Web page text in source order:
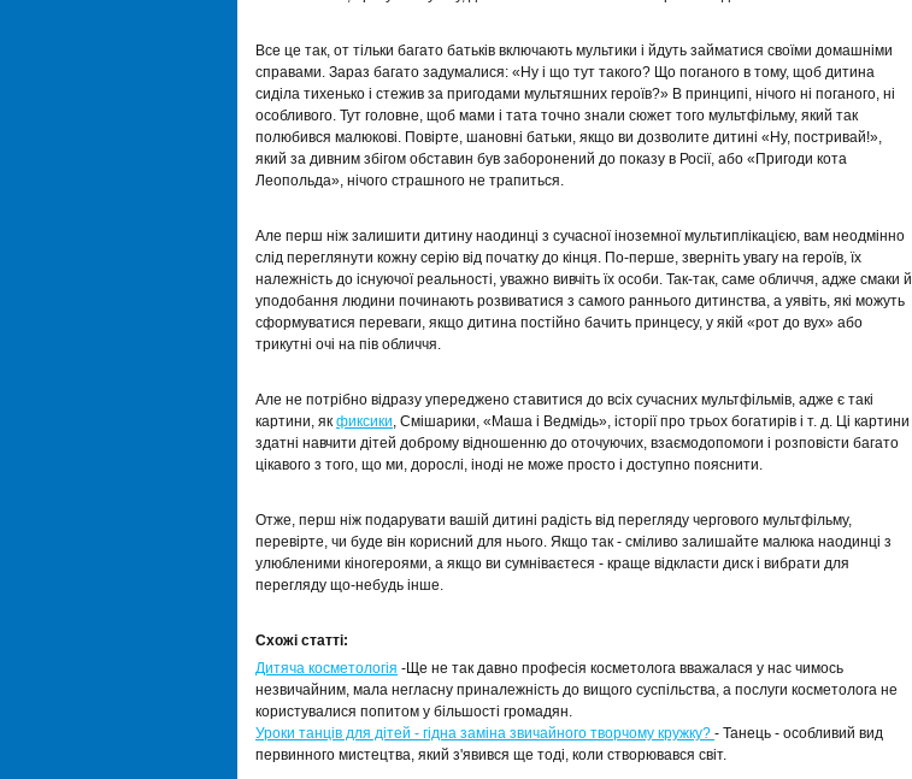
Все це так, от тільки багато батьків включають мультики і йдуть займатися своїми домашніми
справами. Зараз багато задумалися: «Ну і що тут такого? Що поганого в тому, щоб дитина
сиділа тихенько і стежив за пригодами мультяшних героїв?» В принципі, нічого ні поганого, ні
особливого. Тут головне, щоб мами і тата точно знали сюжет того мультфільму, який так
полюбився малюкові. Повірте, шановні батьки, якщо ви дозволите дитині «Ну, постривай!»,
який за дивним збігом обставин був заборонений до показу в Росії, або «Пригоди кота
Леопольда», нічого страшного не трапиться.
Але перш ніж залишити дитину наодинці з сучасної іноземної мультиплікацією, вам неодмінно
слід переглянути кожну серію від початку до кінця. По-перше, зверніть увагу на героїв, їх
належність до існуючої реальності, уважно вивчіть їх особи. Так-так, саме обличчя, адже смаки й
уподобання людини починають розвиватися з самого раннього дитинства, а уявіть, які можуть
сформуватися переваги, якщо дитина постійно бачить принцесу, у якій «рот до вух» або
трикутні очі на пів обличчя.
Але не потрібно відразу упереджено ставитися до всіх сучасних мультфільмів, адже є такі
картини, як фиксики, Смішарики, «Маша і Ведмідь», історії про трьох богатирів і т. д. Ці картини
здатні навчити дітей доброму відношенню до оточуючих, взаємодопомоги і розповісти багато
цікавого з того, що ми, дорослі, іноді не може просто і доступно пояснити.
Отже, перш ніж подарувати вашій дитині радість від перегляду чергового мультфільму,
перевірте, чи буде він корисний для нього. Якщо так - сміливо залишайте малюка наодинці з
улюбленими кіногероями, а якщо ви сумніваєтеся - краще відкласти диск і вибрати для
перегляду що-небудь інше.
Схожі статті:
Дитяча косметологія -Ще не так давно професія косметолога вважалася у нас чимось
незвичайним, мала негласну приналежність до вищого суспільства, а послуги косметолога не
користувалися попитом у більшості громадян.
Уроки танців для дітей - гідна заміна звичайного творчому кружку? - Танець - особливий вид
первинного мистецтва, який з'явився ще тоді, коли створювався світ.